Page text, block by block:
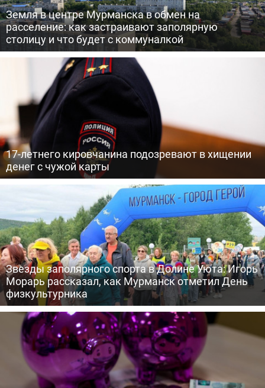
Земля в центре Мурманска в обмен на
расселение: как застраивают заполярную
столицу и что будет с коммуналкой
17-летнего кировчанина подозревают в хищении
денег с чужой карты
Звезды заполярного спорта в Долине Уюта: Игорь
Морарь рассказал, как Мурманск отметил День
физкультурника